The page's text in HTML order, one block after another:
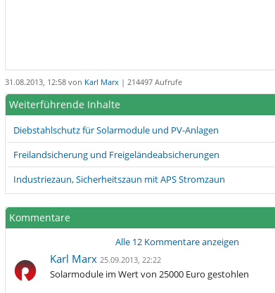
31.08.2013, 12:58 von Karl Marx| 214497 Aufrufe
Weiterführende Inhalte
Diebstahlschutz für Solarmodule und PV-Anlagen
Freilandsicherung und Freigeländeabsicherungen
Industriezaun, Sicherheitszaun mit APS Stromzaun
Kommentare
Alle 12Kommentare anzeigen
Karl Marx 25.09.2013, 22:22
Solarmodule im Wert von 25000 Euro gestohlen